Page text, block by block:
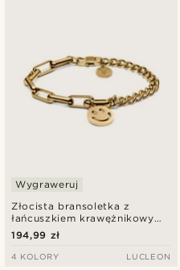
Złocista bransoletka z
łańcuszkiem krawężnikowym i
kablowym z zawieszką z
uśmiechem Clarke Amager
Wygraweruj
194,99 zł
4 KOLORY LUCLEON